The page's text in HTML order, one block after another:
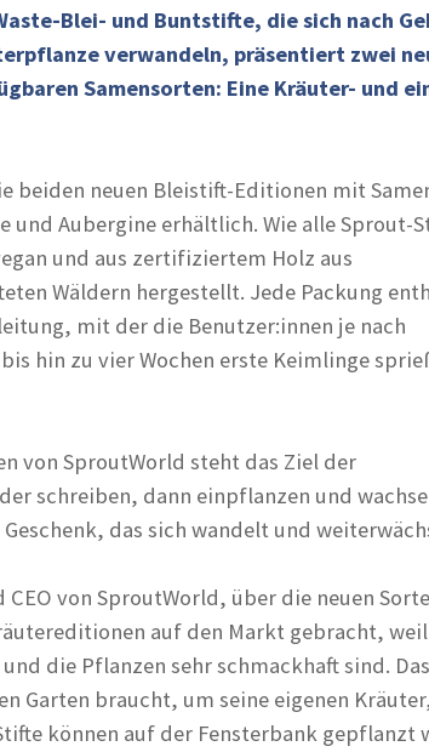
Blei- und Buntstifte, die sich nach
verwandeln, präsentiert zwei
Samensorten: Eine Kräuter- und
beiden neuen Bleistift-Editionen mit
und Aubergine erhältlich. Wie alle Sprout-
und aus zertifiziertem Holz aus
Wäldern hergestellt. Jede Packung
mit der die Benutzer:innen je nach
hin zu vier Wochen erste Keimlinge
von SproutWorld steht das Ziel der
schreiben, dann einpflanzen und
das sich wandelt und
von SproutWorld, über die neuen
auf den Markt gebracht,
die Pflanzen sehr schmackhaft sind.
Garten braucht, um seine eigenen
können auf der Fensterbank gepflanzt